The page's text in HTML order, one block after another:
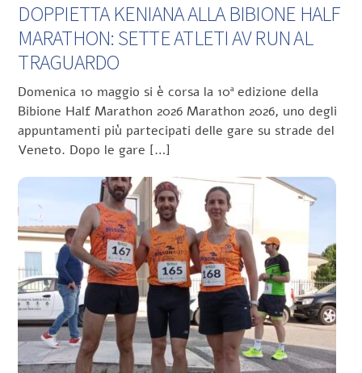
DOPPIETTA KENIANA ALLA BIBIONE HALF
MARATHON: SETTE ATLETI AV RUN AL
TRAGUARDO
Domenica 10 maggio si è corsa la 10ª edizione della
Bibione Half Marathon 2026 Marathon 2026, uno degli
appuntamenti più partecipati delle gare su strade del
Veneto. Dopo le gare […]